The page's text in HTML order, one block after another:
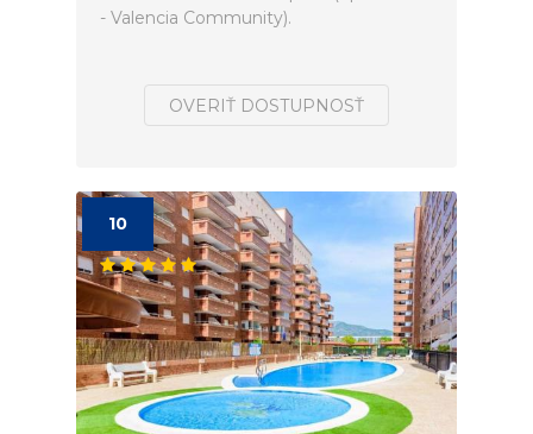
- Valencia Community).
OVERIŤ DOSTUPNOSŤ
10